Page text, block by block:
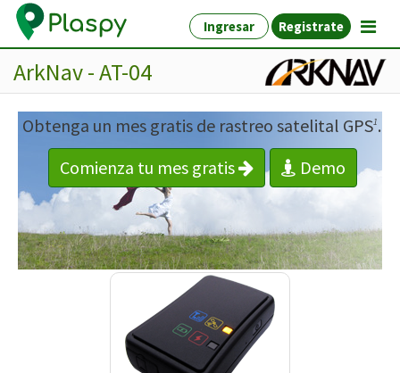
Ingresar Registrate
ArkNav - AT-04
Obtenga un mes gratis de rastreo satelital GPS1.
Comienza tu mes gratis
Demo